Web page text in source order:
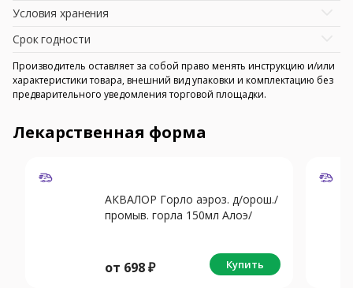
Условия хранения
Срок годности
Производитель оставляет за собой право менять инструкцию и/или
характеристики товара, внешний вид упаковки и комплектацию без
предварительного уведомления торговой площадки.
Лекарственная форма
АКВАЛОР Горло аэроз. д/орош./
промыв. горла 150мл Алоэ/
от 698₽ Купить